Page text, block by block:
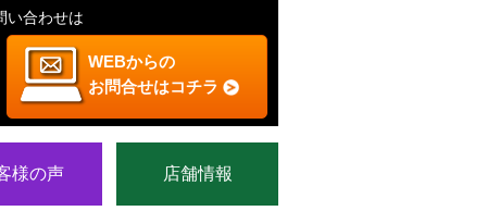
い合わせは
WEBからの
お問合せはコチラ
様の声 店舗情報